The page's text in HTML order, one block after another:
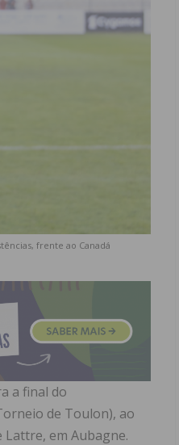
frente ao Canadá
a final do
de Toulon), ao
Lattre, em Aubagne.